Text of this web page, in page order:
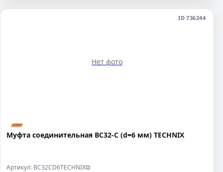
ID 736244
Нет фото
Муфта соединительная BC32-C (d=6 мм) TECHNIX
Артикул: BC32CD6TECHNIX⧉